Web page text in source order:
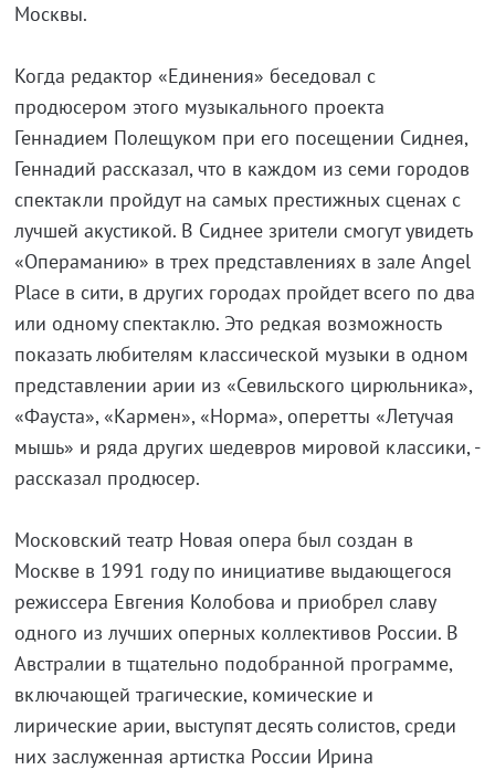
Москвы.
Когда редактор «Единения» беседовал с
продюсером этого музыкального проекта
Геннадием Полещуком при его посещении Сиднея,
Геннадий рассказал, что в каждом из семи городов
спектакли пройдут на самых престижных сценах с
лучшей акустикой. В Сиднее зрители смогут увидеть
«Операманию» в трех представлениях в зале Angel
Place в сити, в других городах пройдет всего по два
или одному спектаклю. Это редкая возможность
показать любителям классической музыки в одном
представлении арии из «Севильского цирюльника»,
«Фауста», «Кармен», «Норма», оперетты «Летучая
мышь» и ряда других шедевров мировой классики, -
рассказал продюсер.
Московский театр Новая опера был создан в
Москве в 1991 году по инициативе выдающегося
режиссера Евгения Колобова и приобрел славу
одного из лучших оперных коллективов России. В
Австралии в тщательно подобранной программе,
включающей трагические, комические и
лирические арии, выступят десять солистов, среди
них заслуженная артистка России Ирина